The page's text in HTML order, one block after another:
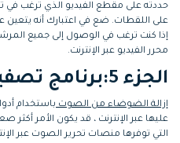
إذا كنت ترغب في الوصول إلى جميع
محرر الفيديو عبر الإنترنت.
الجزء 5:برنامج تصفية الصوت
إزالة الضوضاء من الصوتباستخدام
عليها عبر الإنترنت ، قد يكون الأمر